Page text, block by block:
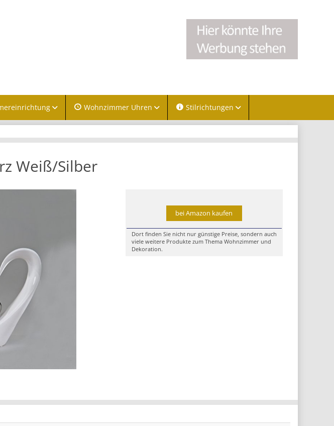
Wohnzimmer Uhren Stilrichtungen
Weiß/Silber
bei Amazon kaufen
Dort finden Sie nicht nur günstige Preise, sondern auch
viele weitere Produkte zum Thema Wohnzimmer und
Dekoration.